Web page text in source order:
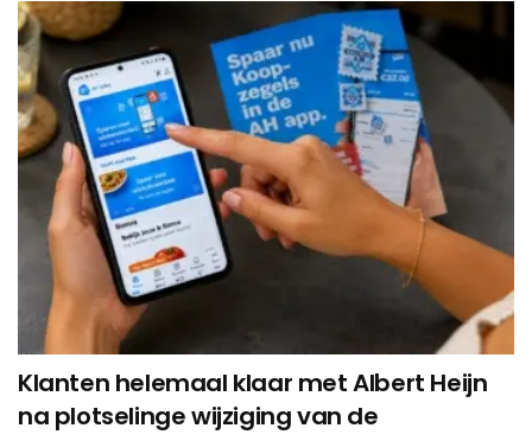
Klanten helemaal klaar met Albert Heijn
na plotselinge wijziging van de